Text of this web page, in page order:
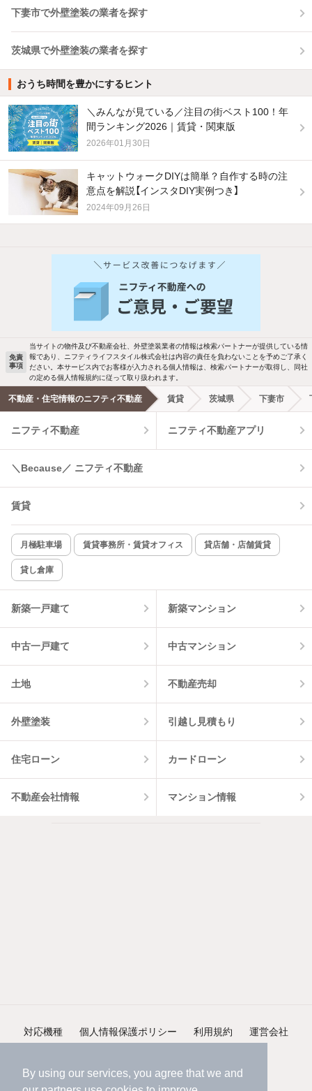
By using our services, you agree that we and
下妻市で外壁塗装の業者を探す
茨城県で外壁塗装の業者を探す
おうち時間を豊かにするヒント
＼みんなが見ている／注目の街ベスト100！年
間ランキング2026｜賃貸・関東版
2026年01月30日
キャットウォークDIYは簡単？自作する時の注
意点を解説【インスタDIY実例つき】
2024年09月26日
他の人はこんな条件で絞り込んでいます！
バス・トイレ別 2階以上
駐車場あり ペット相談
洗濯機置場あり 独立洗面台
エアコンあり 都市ガス
温水洗浄便座 オートロック
コンロ2口以上
新着のみ インターネット無料
該当件数:
4
免責
事項
当サイトの物件及び不動産会社、外壁塗装業者の情報は検索パートナーが提供している情
報であり、ニフティライフスタイル株式会社は内容の責任を負わないことを予めご了承く
ださい。本サービス内でお客様が入力される個人情報は、検索パートナーが取得し、同社
の定める個人情報規約に従って取り扱われます。
不動産・住宅情報のニフティ不動産 賃貸 茨城県 下妻市
ニフティ不動産 ニフティ不動産アプリ
＼Because／ ニフティ不動産
賃貸
月極駐車場 賃貸事務所・賃貸オフィス 貸店舗・店舗賃貸
貸し倉庫
新築一戸建て 新築マンション
中古一戸建て 中古マンション
土地 不動産売却
外壁塗装 引越し見積もり
住宅ローン カードローン
不動産会社情報 マンション情報
対応機種 個人情報保護ポリシー 利用規約 運営会社